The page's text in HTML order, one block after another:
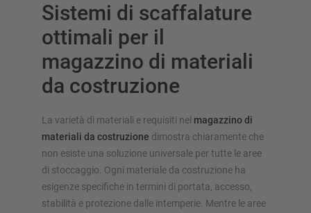
Sistemi di scaffalature
ottimali per il
magazzino di materiali
da costruzione
La varietà di materiali e requisiti nel magazzino di
materiali da costruzione dimostra chiaramente che
non esiste una soluzione universale per tutte le aree
di stoccaggio. Ogni materiale da costruzione ha
esigenze specifiche in termini di portata, accesso,
stabilità e protezione dalle intemperie. Mentre le aree